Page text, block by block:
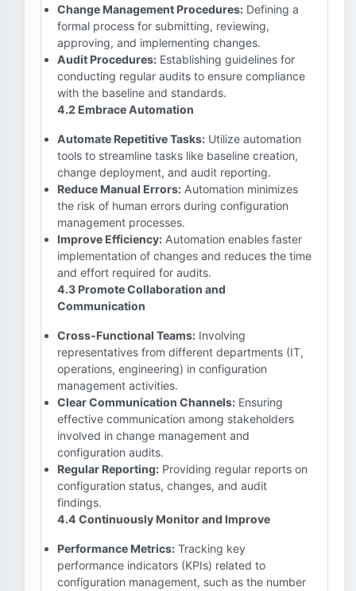
Change Management Procedures: Defining a
formal process for submitting, reviewing,
approving, and implementing changes.
Audit Procedures: Establishing guidelines for
conducting regular audits to ensure compliance
with the baseline and standards.
4.2 Embrace Automation
Automate Repetitive Tasks: Utilize automation
tools to streamline tasks like baseline creation,
change deployment, and audit reporting.
Reduce Manual Errors: Automation minimizes
the risk of human errors during configuration
management processes.
Improve Efficiency: Automation enables faster
implementation of changes and reduces the time
and effort required for audits.
4.3 Promote Collaboration and
Communication
Cross-Functional Teams: Involving
representatives from different departments (IT,
operations, engineering) in configuration
management activities.
Clear Communication Channels: Ensuring
effective communication among stakeholders
involved in change management and
configuration audits.
Regular Reporting: Providing regular reports on
configuration status, changes, and audit
findings.
4.4 Continuously Monitor and Improve
Performance Metrics: Tracking key
performance indicators (KPIs) related to
configuration management, such as the number